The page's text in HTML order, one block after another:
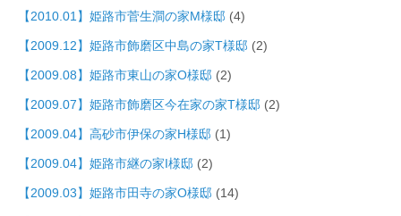
【2010.01】姫路市菅生澗の家M様邸 (4)
【2009.12】姫路市飾磨区中島の家T様邸 (2)
【2009.08】姫路市東山の家O様邸 (2)
【2009.07】姫路市飾磨区今在家の家T様邸 (2)
【2009.04】高砂市伊保の家H様邸 (1)
【2009.04】姫路市継の家I様邸 (2)
【2009.03】姫路市田寺の家O様邸 (14)